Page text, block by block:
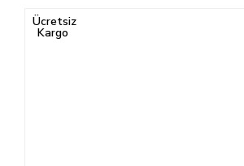
Ücretsiz
Kargo